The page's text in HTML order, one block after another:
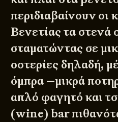
περιδιαβαίνουν οι
Βενετίας τα στενά
σταματώντας σε
οστερίες δηλαδή,
όμπρα —μικρά
απλό φαγητό και
(wine) bar